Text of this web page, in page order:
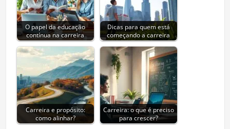
O papel da educação
contínua na carreira
Dicas para quem está
começando a carreira
Carreira e propósito:
como alinhar?
Carreira: o que é preciso
para crescer?